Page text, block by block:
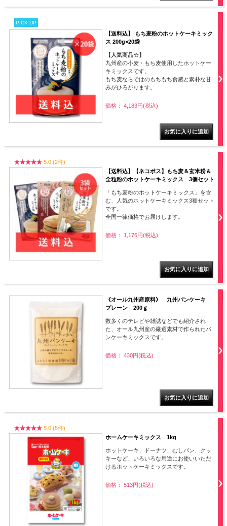
PICK UP
【送料込】 もち麦粉のホットケーキミック
ス 200g×20袋
【人気商品☆】
九州産の小麦・もち麦使用したホットケー
キミックスです。
もち麦ならではのもちもち食感と素朴な甘
みがひろがります。
価格： 4,183円(税込)
5.0 (2件)
【送料込】【ネコポス】もち麦＆玄米粉＆
全粒粉のホットケーキミックス 3個セット
「もち麦粉のホットケーキミックス」を含
む、人気のホットケーキミックス3種セット
です。
全国一律価格でお届けします。
価格： 1,176円(税込)
《オール九州産原料》 九州パンケーキ
プレーン 200ｇ
数多くのテレビや雑誌などでも紹介され
た、オール九州産の厳選素材で作られたパ
ンケーキミックスです。
価格： 430円(税込)
5.0 (5件)
ホームケーキミックス 1kg
ホットケーキ、ドーナツ、むしパン、クッ
キーなど、いろいろな用途にお使いいただ
けるホットケーキミックスです。
価格： 513円(税込)